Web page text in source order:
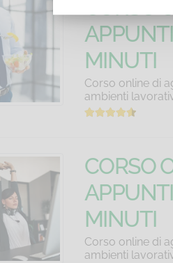
MINUTI
Corso online di
ambienti
CORSO
MINUTI
Corso online di
ambienti